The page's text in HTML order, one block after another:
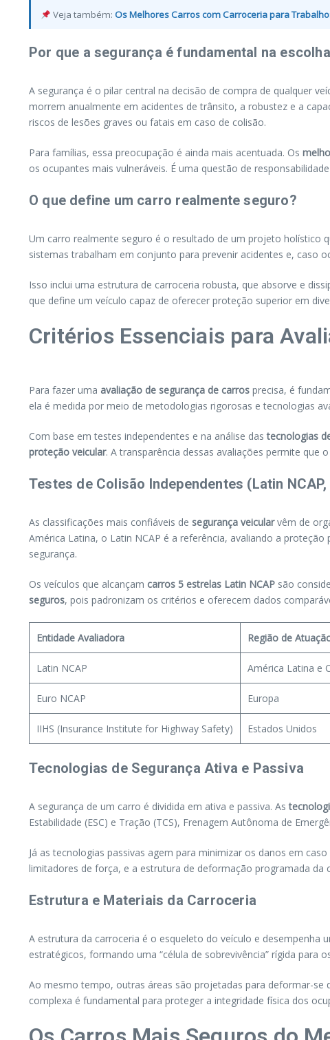
Veja também:Os Melhores Carros com Carroceria para
Por que a segurança é fundamental na
A segurança é o pilar central na decisão de compra de qualquer
morrem anualmente em acidentes de trânsito, a robustez e a
riscos de lesões graves ou fatais em caso de colisão.
Para famílias, essa preocupação é ainda mais acentuada. Os
os ocupantes mais vulneráveis. É uma questão de
O que define um carro realmente seguro?
Um carro realmente seguro é o resultado de um projeto holístico
sistemas trabalham em conjunto para prevenir acidentes e, caso
Isso inclui uma estrutura de carroceria robusta, que absorve e
que define um veículo capaz de oferecer proteção superior em
Critérios Essenciais para
Para fazer uma avaliação de segurança de carros precisa, é
ela é medida por meio de metodologias rigorosas e tecnologias
Com base em testes independentes e na análise dastecnologias
proteção veicular. A transparência dessas avaliações permite que
Testes de Colisão Independentes (Latin NCAP,
As classificações mais confiáveis de segurança veicularvêm de
América Latina, o Latin NCAP é a referência, avaliando a
segurança.
Os veículos que alcançam carros 5 estrelas Latin NCAP são
seguros, pois padronizam os critérios e oferecem dados
Entidade Avaliadora Região de
Latin NCAP América Latina e
Euro NCAP Europa
IIHS (Insurance Institute for Highway Safety) Estados Unidos
Tecnologias de Segurança Ativa e Passiva
A segurança de um carro é dividida em ativa e passiva. As
Estabilidade (ESC) e Tração (TCS), Frenagem Autônoma de
Já as tecnologias passivas agem para minimizar os danos em
limitadores de força, e a estrutura de deformação programada
Estrutura e Materiais da Carroceria
A estrutura da carroceria é o esqueleto do veículo e desempenha
estratégicos, formando uma “célula de sobrevivência” rígida para
Ao mesmo tempo, outras áreas são projetadas para deformar-se
complexa é fundamental para proteger a integridade física dos